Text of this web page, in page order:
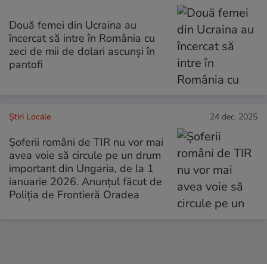
Două femei din Ucraina au
încercat să intre în România cu
zeci de mii de dolari ascunși în
pantofi
Știri Locale 24 dec. 2025
Șoferii români de TIR nu vor mai
avea voie să circule pe un drum
important din Ungaria, de la 1
ianuarie 2026. Anunțul făcut de
Poliția de Frontieră Oradea